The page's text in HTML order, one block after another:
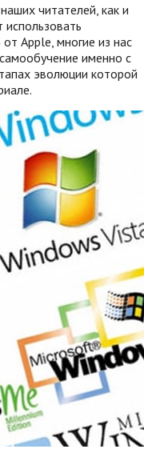
читателей, как и
Apple, многие из нас
именно с
эволюции которой